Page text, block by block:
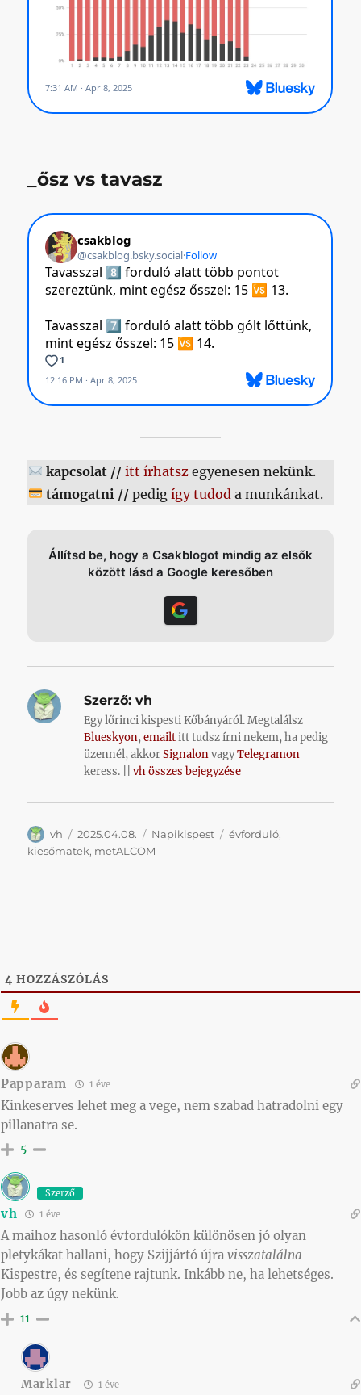
_ősz vs tavasz
kapcsolat // itt írhatszegyenesen nekünk.
támogatni //pedig így tudod a munkánkat.
Állítsd be, hogy a Csakblogot mindig az elsők
között lásd a Google keresőben
Szerző: vh
Egy lőrinci kispesti Kőbányáról. Megtalálsz
Blueskyon,emailtitt tudsz írni nekem, ha pedig
üzennél, akkorSignalonvagyTelegramon
keress. ||vh összes bejegyzése
Szerző
vh Közzétéve
2025.04.08. Kategória
Napikispest Címke
évforduló,
kiesőmatek, metALCOM
4 HOZZÁSZÓLÁS
Papparam 1 éve
Kinkeserves lehet meg a vege, nem szabad hatradolni egy
pillanatra se.
5
Szerző
vh 1 éve
A maihoz hasonló évfordulókön különösen jó olyan
pletykákat hallani, hogy Szijjártó újra visszatalálna
Kispestre, és segítene rajtunk. Inkább ne, ha lehetséges.
Jobb az úgy nekünk.
11
Marklar 1 éve